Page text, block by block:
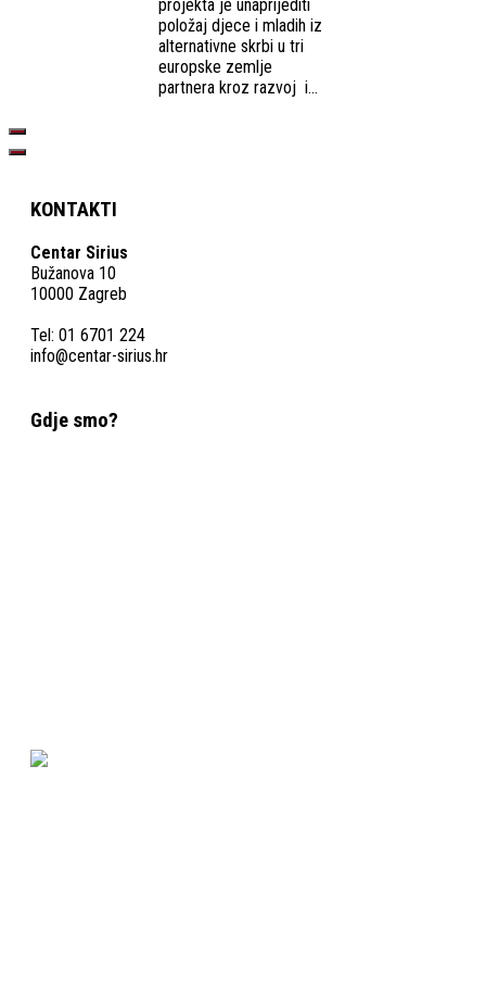
projekta je unaprijediti
položaj djece i mladih iz
alternativne skrbi u tri
europske zemlje
partnera kroz razvoj i...
KONTAKTI
Centar Sirius
Bužanova 10
10000 Zagreb
Tel: 01 6701 224
info@centar-sirius.hr
Gdje smo?